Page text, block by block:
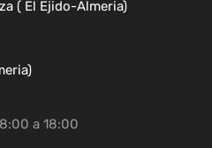
( El Ejido-Almeria)
a 18:00